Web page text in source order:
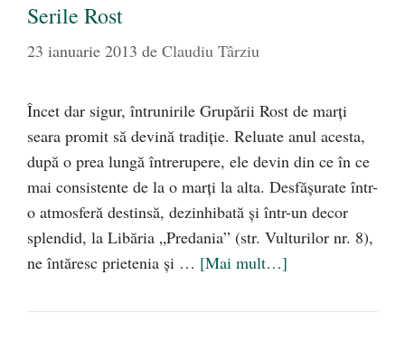
Serile Rost
23 ianuarie 2013 de Claudiu Târziu
Încet dar sigur, întrunirile Grupării Rost de marţi
seara promit să devină tradiţie. Reluate anul acesta,
după o prea lungă întrerupere, ele devin din ce în ce
mai consistente de la o marţi la alta. Desfăşurate într-
o atmosferă destinsă, dezinhibată şi într-un decor
splendid, la Libăria „Predania” (str. Vulturilor nr. 8),
ne întăresc prietenia şi … [Mai mult…]